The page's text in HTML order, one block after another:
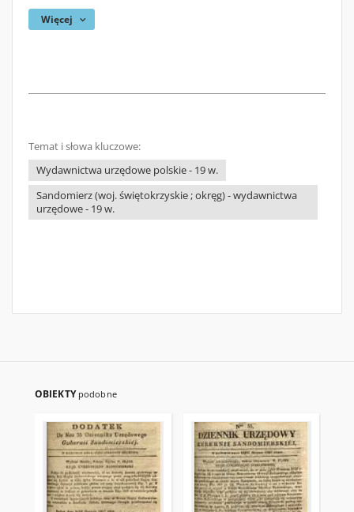
Więcej
Temat i słowa kluczowe:
Wydawnictwa urzędowe polskie - 19 w.
Sandomierz (woj. świętokrzyskie ; okręg) - wydawnictwa
urzędowe - 19 w.
OBIEKTY podobne